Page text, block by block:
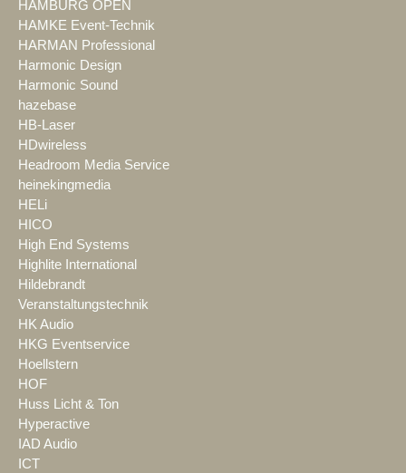
HAMBURG OPEN
HAMKE Event-Technik
HARMAN Professional
Harmonic Design
Harmonic Sound
hazebase
HB-Laser
HDwireless
Headroom Media Service
heinekingmedia
HELi
HICO
High End Systems
Highlite International
Hildebrandt
Veranstaltungstechnik
HK Audio
HKG Eventservice
Hoellstern
HOF
Huss Licht & Ton
Hyperactive
IAD Audio
ICT